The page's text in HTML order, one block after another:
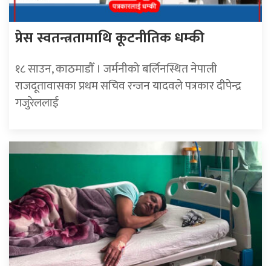
प्रेस स्वतन्त्रतामाथि कूटनीतिक धम्की
१८ साउन, काठमाडाैँ । जर्मनीको बर्लिनस्थित नेपाली
राजदूतावासका प्रथम सचिव रन्जन यादवले पत्रकार दीपेन्द्र
गजुरेललाई